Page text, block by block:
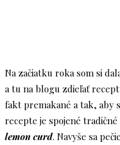
Na začiatku roka som si
a tu na blogu zdieľať
fakt premakané a tak, aby
recepte je spojené
lemon curd. Navyše sa